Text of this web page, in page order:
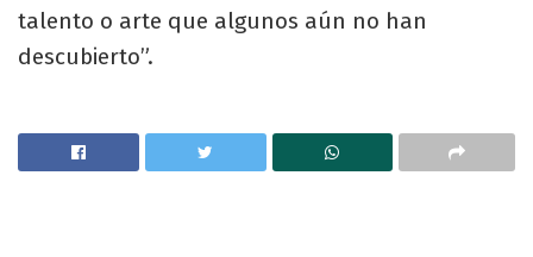
talento o arte que algunos aún no han
descubierto”.